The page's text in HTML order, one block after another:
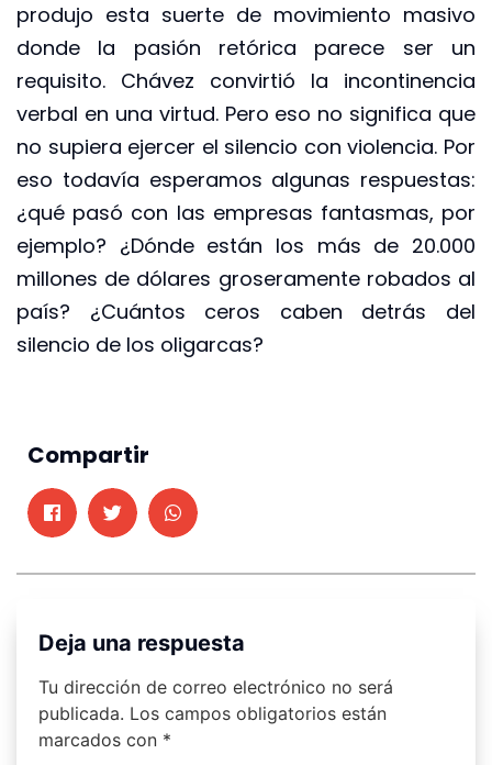
produjo esta suerte de movimiento masivo
donde la pasión retórica parece ser un
requisito. Chávez convirtió la incontinencia
verbal en una virtud. Pero eso no significa que
no supiera ejercer el silencio con violencia. Por
eso todavía esperamos algunas respuestas:
¿qué pasó con las empresas fantasmas, por
ejemplo? ¿Dónde están los más de 20.000
millones de dólares groseramente robados al
país? ¿Cuántos ceros caben detrás del
silencio de los oligarcas?
Compartir
Deja una respuesta
Tu dirección de correo electrónico no será
publicada. Los campos obligatorios están
marcados con *